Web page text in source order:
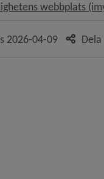
webbplats
2026-04-09 Dela